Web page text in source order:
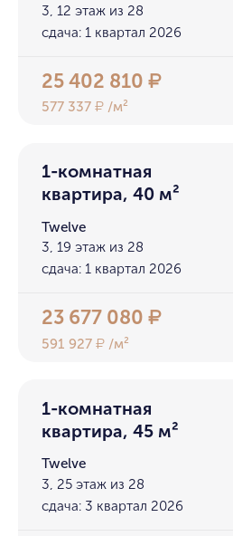
3, 12 этаж из 28
сдача: 1 квартал 2026
25 402 810₽
577 337₽ /м²
1-комнатная
квартира, 40 м²
Twelve
3, 19 этаж из 28
сдача: 1 квартал 2026
23 677 080₽
591 927₽ /м²
1-комнатная
квартира, 45 м²
Twelve
3, 25 этаж из 28
сдача: 3 квартал 2026